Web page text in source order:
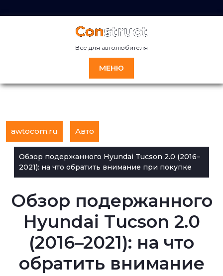
к
Все для автолюбителя
МЕНЮ
awtocom.ru Авто
Обзор подержанного Hyundai Tucson 2.0 (2016–
2021): на что обратить внимание при покупке
Обзор подержанного
Hyundai Tucson 2.0
(2016–2021): на что
обратить внимание